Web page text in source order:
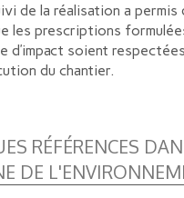
de la réalisation a permis
les prescriptions
d’impact soient
du chantier.
RÉFÉRENCES
DE